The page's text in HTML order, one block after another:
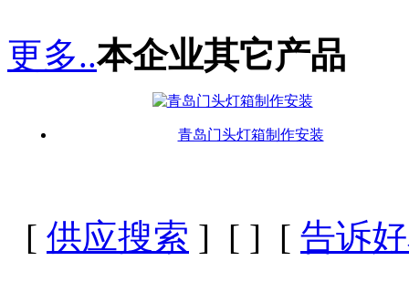
更多..本企业其它产品
青岛门头灯箱制作安装
[ 供应搜索 ] [ ] [ 告诉